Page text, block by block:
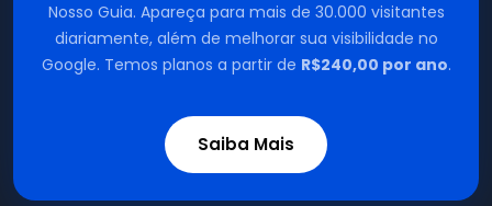
Nosso Guia. Apareça para mais de 30.000 visitantes
diariamente, além de melhorar sua visibilidade no
Google. Temos planos a partir de R$240,00 por ano.
Saiba Mais